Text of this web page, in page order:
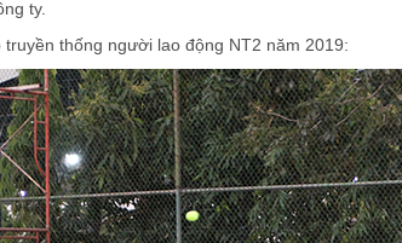
ty.
thống người lao động NT2 năm 2019: